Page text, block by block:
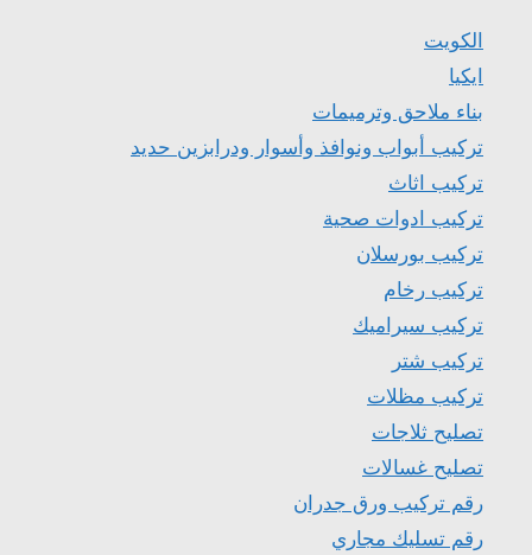
الكويت
ايكيا
بناء ملاحق وترميمات
تركيب أبواب ونوافذ وأسوار ودرابزين حديد
تركيب اثاث
تركيب ادوات صحية
تركيب بورسلان
تركيب رخام
تركيب سيراميك
تركيب شتر
تركيب مظلات
تصليح ثلاجات
تصليح غسالات
رقم تركيب ورق جدران
رقم تسليك مجاري